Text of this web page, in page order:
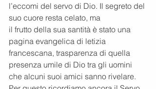
l’eccomi del servo di Dio. Il segreto del
suo cuore resta celato, ma
il frutto della sua santità è stato una
pagina evangelica di letizia
francescana, trasparenza di quella
presenza umile di Dio tra gli uomini
che alcuni suoi amici sanno rivelare.